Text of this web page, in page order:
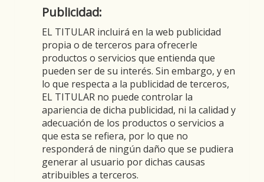
Publicidad:
EL TITULAR incluirá en la web publicidad
propia o de terceros para ofrecerle
productos o servicios que entienda que
pueden ser de su interés. Sin embargo, y en
lo que respecta a la publicidad de terceros,
EL TITULAR no puede controlar la
apariencia de dicha publicidad, ni la calidad y
adecuación de los productos o servicios a
que esta se refiera, por lo que no
responderá de ningún daño que se pudiera
generar al usuario por dichas causas
atribuibles a terceros.